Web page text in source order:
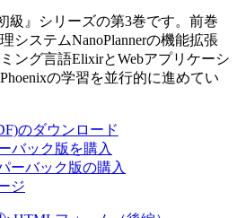
級』シリーズの第3巻です。前巻
システムNanoPlannerの機能拡張
ング言語ElixirとWebアプリケーシ
の学習を並行的に進めてい
のダウンロード
バック版を購入
ーバック版の購入
ジ